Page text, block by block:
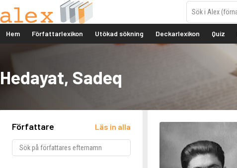
Hem Författarlexikon Utökad sökning Deckarlexikon Quiz
Hedayat, Sadeq
Författare Läs in alla